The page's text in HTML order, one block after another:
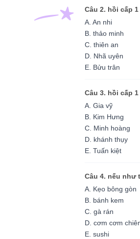
Câu 2. hồi cấp
A. An nhi
B. thảo minh
C. thiên an
D. Nhã uyên
E. Bửu trân
Câu 3. hồi cấp
A. Gia vỹ
B. Kim Hưng
C. Minh hoàng
D. khánh thụy
E. Tuấn kiệt
Câu 4. nếu như
A. Kẹo bông gòn
B. bánh kem
C. gà rán
D. cơm cơm
E. sushi